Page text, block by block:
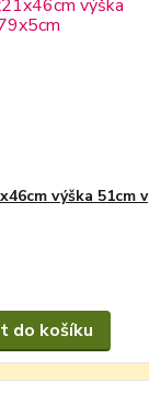
výška 51cm v
do košíku